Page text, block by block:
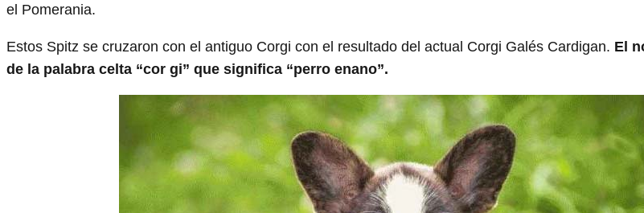
el Pomerania.
Estos Spitz se cruzaron con el antiguo Corgi con el resultado del actual Corgi Galés Cardigan. El
de la palabra celta “cor gi” que significa “perro enano”.